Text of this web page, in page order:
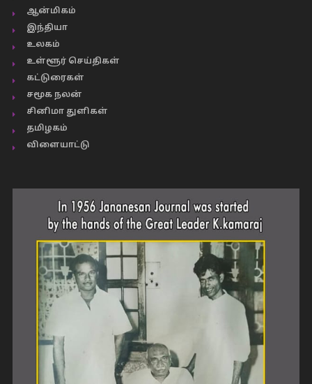
ஆன்மிகம்
இந்தியா
உலகம்
உள்ளூர் செய்திகள்
கட்டுரைகள்
சமூக நலன்
சினிமா துளிகள்
தமிழகம்
விளையாட்டு